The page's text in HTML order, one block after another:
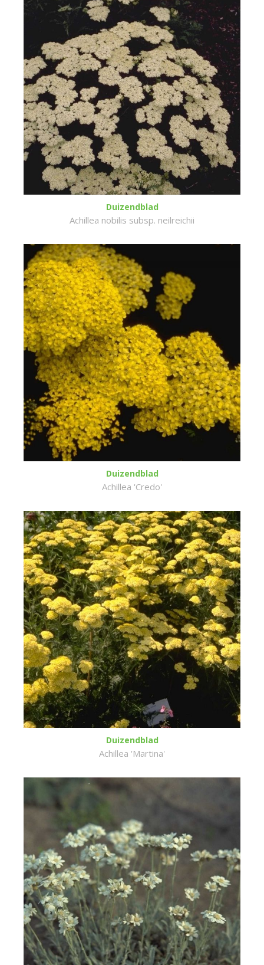
Duizendblad
Achillea nobilis subsp. neilreichii
Duizendblad
Achillea 'Credo'
Duizendblad
Achillea 'Martina'